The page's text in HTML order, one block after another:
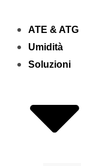
ATE & ATG
Umidità
Soluzioni